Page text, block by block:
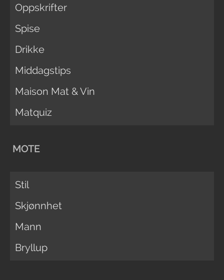
Oppskrifter
Spise
Drikke
Middagstips
Maison Mat & Vin
Matquiz
MOTE
Stil
Skjønnhet
Mann
Bryllup